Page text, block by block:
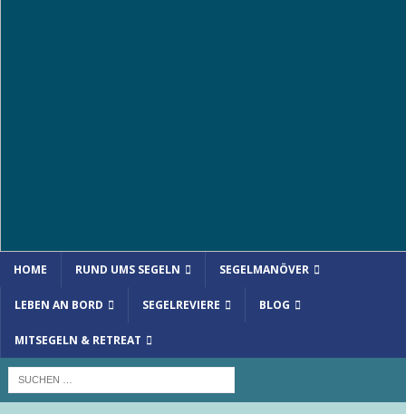
HOME RUND UMS SEGELN SEGELMANÖVER
LEBEN AN BORD SEGELREVIERE BLOG
MITSEGELN & RETREAT